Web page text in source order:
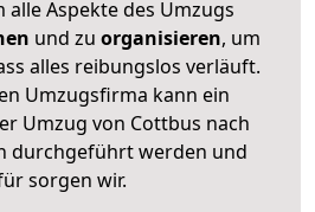
alle Aspekte des Umzugs
und zu organisieren, um
alles reibungslos verläuft.
Umzugsfirma kann ein
Umzug von Cottbus nach
durchgeführt werden und
sorgen wir.